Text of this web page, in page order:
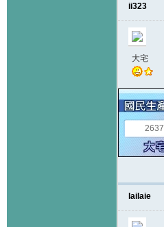
ii323
大宅
2637
lailaie